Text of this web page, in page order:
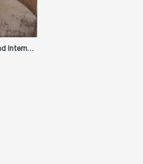
Skandal w świecie piękna: Miss Grand International 2024 zrzeka się tytułu i ujawnia szokujące kulisy konkursu